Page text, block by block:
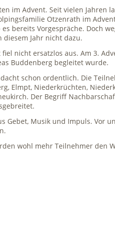
im Advent. Seit vielen Jahren
Otzenrath im
bereits Vorgespräche. Doch
diesem Jahr nicht dazu.
nicht ersatzlos aus. Am 3.
Buddenberg begleitet wurde.
schon ordentlich. Die
Elmpt, Niederkrüchten,
Der Begriff
Gebet, Musik und Impuls. Vor
wohl mehr Teilnehmer den